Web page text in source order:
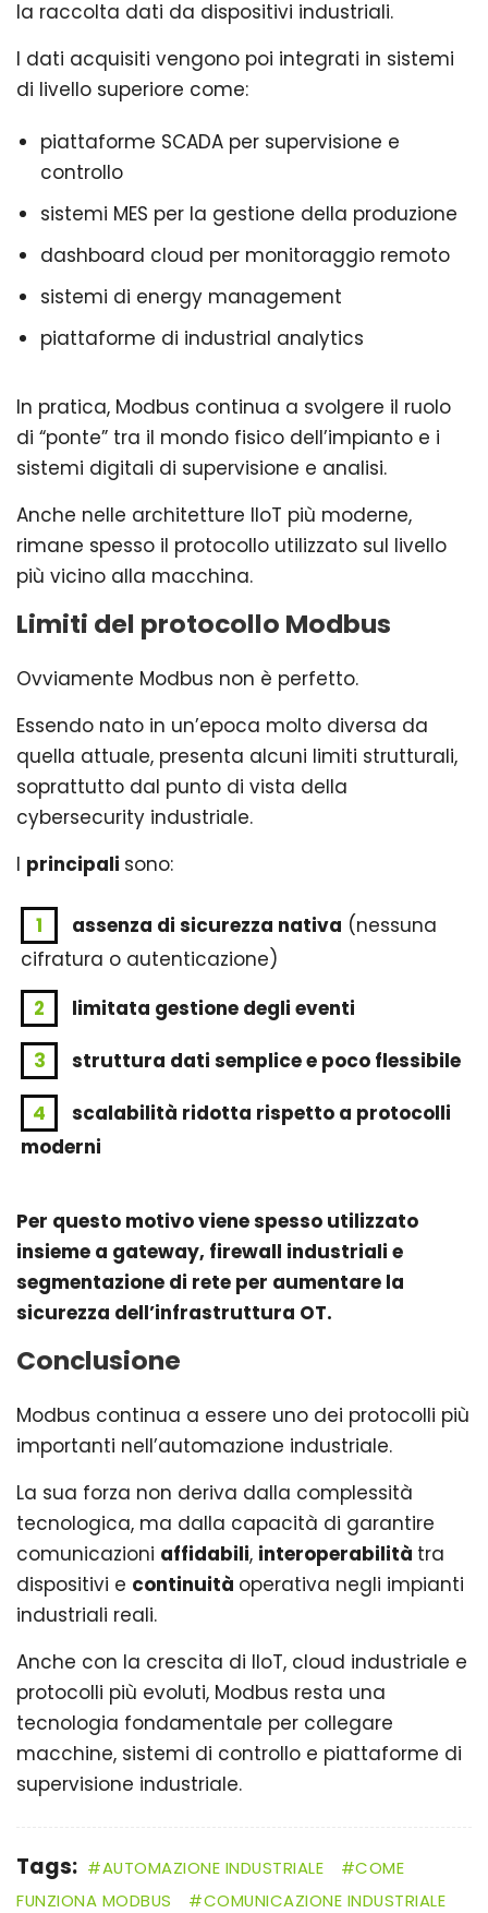
la raccolta dati da dispositivi industriali.
I dati acquisiti vengono poi integrati in sistemi
di livello superiore come:
piattaforme SCADA per supervisione e
controllo
sistemi MES per la gestione della produzione
dashboard cloud per monitoraggio remoto
sistemi di energy management
piattaforme di industrial analytics
In pratica, Modbus continua a svolgere il ruolo
di “ponte” tra il mondo fisico dell’impianto e i
sistemi digitali di supervisione e analisi.
Anche nelle architetture IIoT più moderne,
rimane spesso il protocollo utilizzato sul livello
più vicino alla macchina.
Limiti del protocollo Modbus
Ovviamente Modbus non è perfetto.
Essendo nato in un’epoca molto diversa da
quella attuale, presenta alcuni limiti strutturali,
soprattutto dal punto di vista della
cybersecurity industriale.
I principali sono:
assenza di sicurezza nativa (nessuna
cifratura o autenticazione)
limitata gestione degli eventi
struttura dati semplice e poco flessibile
scalabilità ridotta rispetto a protocolli
moderni
Per questo motivo viene spesso utilizzato
insieme a gateway, firewall industriali e
segmentazione di rete per aumentare la
sicurezza dell’infrastruttura OT.
Conclusione
Modbus continua a essere uno dei protocolli più
importanti nell’automazione industriale.
La sua forza non deriva dalla complessità
tecnologica, ma dalla capacità di garantire
comunicazioni affidabili, interoperabilità tra
dispositivi e continuità operativa negli impianti
industriali reali.
Anche con la crescita di IIoT, cloud industriale e
protocolli più evoluti, Modbus resta una
tecnologia fondamentale per collegare
macchine, sistemi di controllo e piattaforme di
supervisione industriale.
Tags: AUTOMAZIONE INDUSTRIALE
COME
FUNZIONA MODBUS
COMUNICAZIONE INDUSTRIALE